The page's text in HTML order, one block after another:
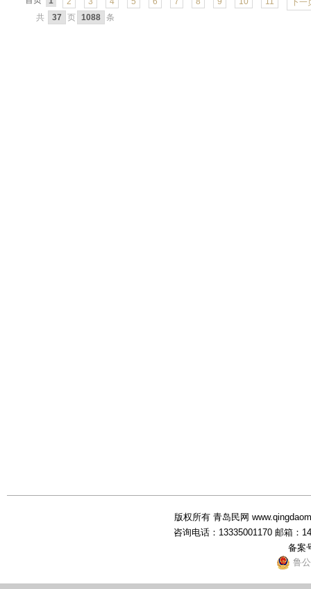
下一
共
37 页 1088 条
版权所有 青岛民网
咨询电话：13335001170 邮箱：
备案
鲁